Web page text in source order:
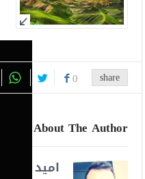
share
0
About The Author
امید بایندری